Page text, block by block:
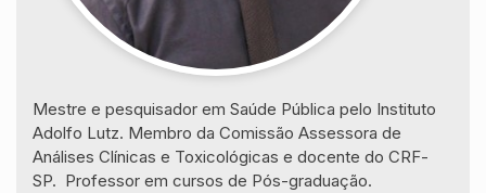
Mestre e pesquisador em Saúde Pública pelo Instituto
Adolfo Lutz. Membro da Comissão Assessora de
Análises Clínicas e Toxicológicas e docente do CRF-
SP. Professor em cursos de Pós-graduação.